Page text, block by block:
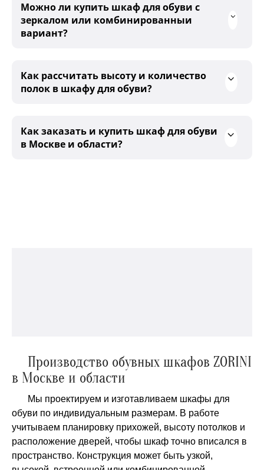
Можно ли купить шкаф для обуви с
зеркалом или комбинированныи
вариант?
Как рассчитать высоту и количество
полок в шкафу для обуви?
Как заказать и купить шкаф для обуви
в Москве и области?
Производство обувных шкафов ZORINI
в Москве и области
Мы проектируем и изготавливаем шкафы для
обуви по индивидуальным размерам. В работе
учитываем планировку прихожей, высоту потолков и
расположение дверей, чтобы шкаф точно вписался в
пространство. Конструкция может быть узкой,